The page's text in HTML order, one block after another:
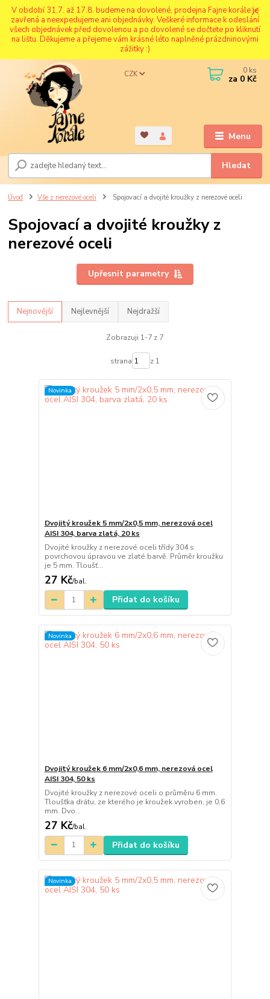
V období 31.7. až 17.8. budeme na dovolené, prodejna Fajne korále je
zavřená a neexpedujeme ani objednávky. Veškeré informace k odeslání
všech objednávek před dovolenou a po dovolené se dočtete po kliknutí
na lištu. Děkujeme a přejeme vám krásné léto naplněné prázdninovými
zážitky :)
Menu
CZK
Hledat
0 ks
za 0 Kč
Úvod Vše z nerezové oceli Spojovací a dvojité kroužky z nerezové oceli
Spojovací a dvojité kroužky z
nerezové oceli
Upřesnit parametry
Nejnovější Nejlevnější Nejdražší
Zobrazuji 1-7 z 7
strana z 1
Novinka
Dvojitý kroužek 5 mm/2x0,5 mm, nerezová ocel
AISI 304, barva zlatá, 20 ks
Dvojité kroužky z nerezové oceli třídy 304 s
povrchovou úpravou ve zlaté barvě. Průměr kroužku
je 5 mm. Tloušť...
27 Kč/bal.
Přidat do košíku
Novinka
Dvojitý kroužek 6 mm/2x0,6 mm, nerezová ocel
AISI 304, 50 ks
Dvojité kroužky z nerezové oceli o průměru 6 mm.
Tloušťka drátu, ze kterého je kroužek vyroben, je 0,6
mm. Dvo...
27 Kč/bal.
Přidat do košíku
Novinka